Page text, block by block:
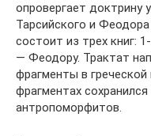
опровергает доктрину
Тарсийского и
состоит из трех книг:
— Феодору. Трактат
фрагменты в греческой
фрагментах
антропоморфитов.